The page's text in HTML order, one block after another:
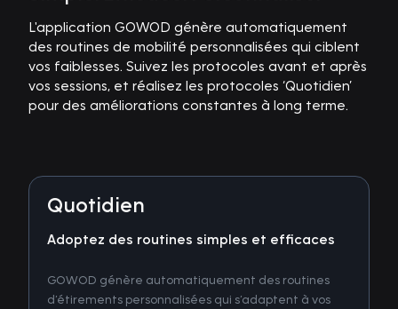
L'application GOWOD génère automatiquement
des routines de mobilité personnalisées qui ciblent
vos faiblesses. Suivez les protocoles avant et après
vos sessions, et réalisez les protocoles ‘Quotidien’
pour des améliorations constantes à long terme.
Quotidien
Adoptez des routines simples et efficaces
GOWOD génère automatiquement des routines
d’étirements personnalisées qui s’adaptent à vos